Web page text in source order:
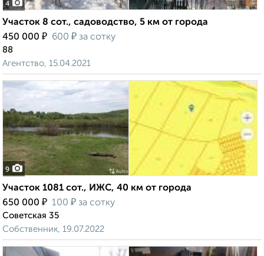
4
Участок 8 сот., садоводство, 5 км от города
450 000 ₽ 600 ₽ за сотку
88
Агентство, 15.04.2021
9
Участок 1081 сот., ИЖС, 40 км от города
650 000 ₽ 100 ₽ за сотку
Советская 35
Собственник, 19.07.2022